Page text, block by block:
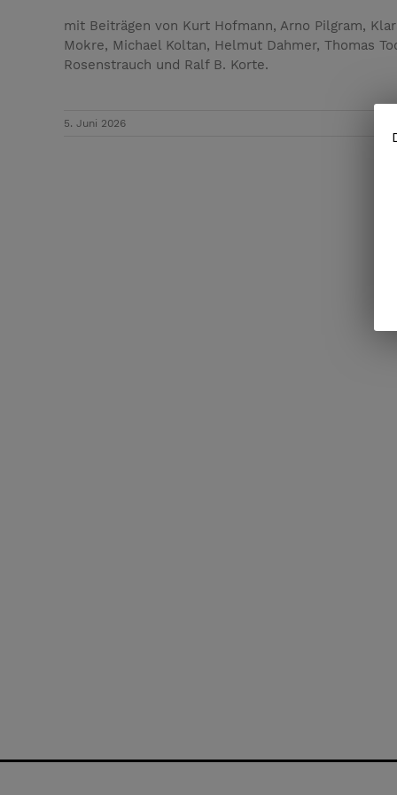
mit Beiträgen von Kurt Hofmann, Arno Pilgram,
Mokre, Michael Koltan, Helmut Dahmer, Thomas
Rosenstrauch und Ralf B. Korte.
5. Juni 2026